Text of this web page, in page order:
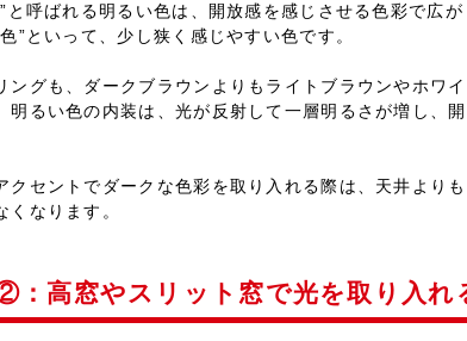
と呼ばれる明るい色は、開放感を感じさせる色彩で広
”といって、少し狭く感じやすい色です。
ングも、ダークブラウンよりもライトブラウンやホワ
明るい色の内装は、光が反射して一層明るさが増し、
クセントでダークな色彩を取り入れる際は、天井より
くなります。
：高窓やスリット窓で光を取り入れ